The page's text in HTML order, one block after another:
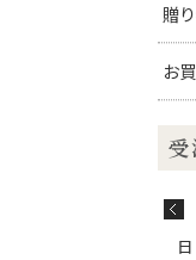
贈
お
日